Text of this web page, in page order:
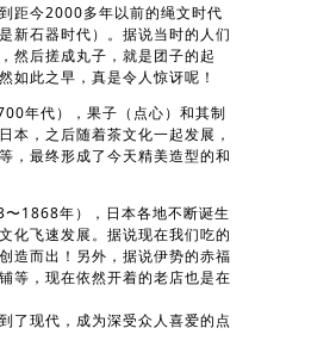
距今2000多年以前的绳文时代
新石器时代）。据说当时的人们
然后搓成丸子，就是团子的起
如此之早，真是令人惊讶呢！
年代），果子（点心）和其制
本，之后随着茶文化一起发展，
，最终形成了今天精美造型的和
1868年），日本各地不断诞生
化飞速发展。据说现在我们吃的
造而出！另外，据说伊势的赤福
等，现在依然开着的老店也是在
了现代，成为深受众人喜爱的点